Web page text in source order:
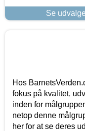
Se
Hos
fokus på kvalitet,
inden for
netop denne
her for at se deres